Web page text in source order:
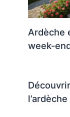
Ardèche
week-
l’ardèche